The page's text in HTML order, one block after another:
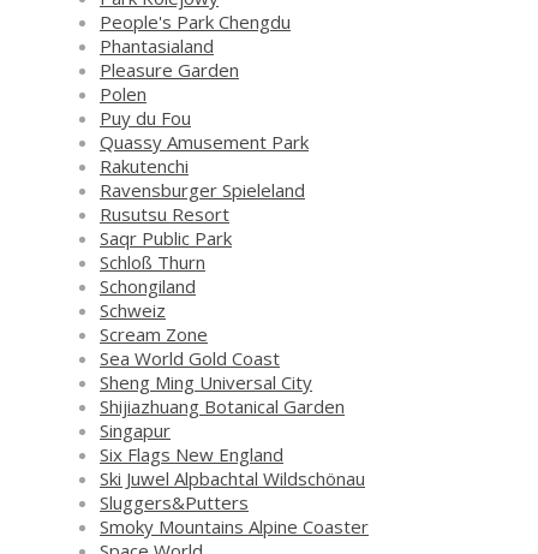
People's Park Chengdu
Phantasialand
Pleasure Garden
Polen
Puy du Fou
Quassy Amusement Park
Rakutenchi
Ravensburger Spieleland
Rusutsu Resort
Saqr Public Park
Schloß Thurn
Schongiland
Schweiz
Scream Zone
Sea World Gold Coast
Sheng Ming Universal City
Shijiazhuang Botanical Garden
Singapur
Six Flags New England
Ski Juwel Alpbachtal Wildschönau
Sluggers&Putters
Smoky Mountains Alpine Coaster